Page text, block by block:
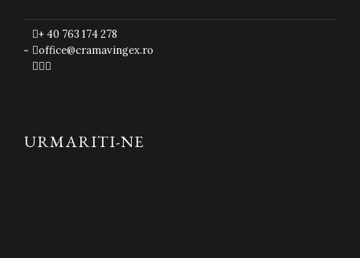
+ 40 763 174 278
office@cramavingex.ro
  
URMARITI-NE